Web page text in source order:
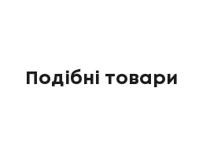
Подібні товари